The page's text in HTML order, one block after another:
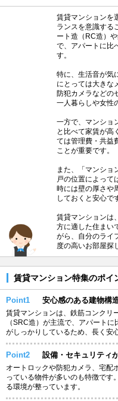
賃貸マンションを
ランスを意識する
ート造（RC造）
で、アパートに比
す。
特に、生活音が気
にとっては大きな
防犯カメラなどの
一人暮らしや女性
一方で、マンショ
と比べて家賃が高
ては管理費・共益
ことが重要です。
また、「マンショ
戸の位置によって
時には壁の厚さや
しておくと安心で
賃貸マンションは
方に適した住まい
がら、自分のライ
度の高いお部屋探
賃貸マンション特集のポイ
Point1 安心感のある建物構
賃貸マンションは、鉄筋コンクリ
（SRC造）が主流で、アパート
がしっかりしているため、長く安
Point2 設備・セキュリティ
オートロックや防犯カメラ、宅配
っている物件が多いのも特徴です
る環境が整っています。